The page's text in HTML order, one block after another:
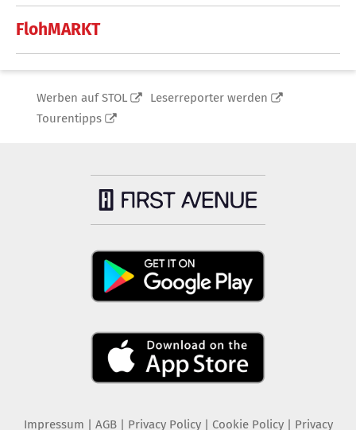
FlohMARKT
Werben auf STOL
Leserreporter werden
Tourentipps
Impressum AGB Privacy Policy| Cookie Policy| Privacy